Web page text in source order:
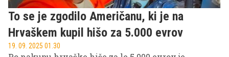
To se je zgodilo Američanu, ki je na
Hrvaškem kupil hišo za 5.000 evrov
19. 09. 2025 01.30